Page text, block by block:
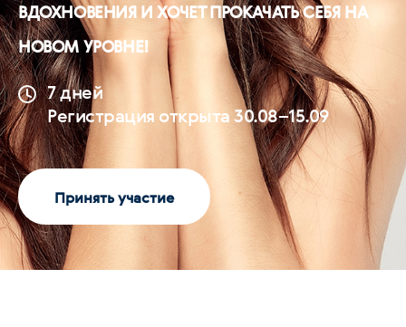
ВДОХНОВЕНИЯ И ХОЧЕТ ПРОКАЧАТЬ СЕБЯ НА
НОВОМ УРОВНЕ!
7 дней
Регистрация открыта 30.08–15.09
Принять участие